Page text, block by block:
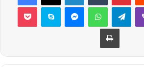
Pocket Skype MessengerWhatsApp
Yazdır